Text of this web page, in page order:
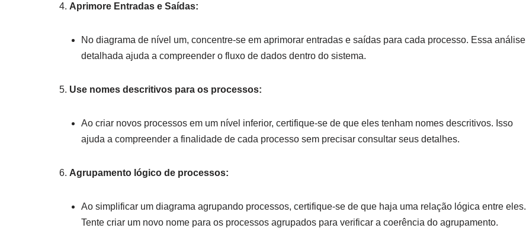
Aprimore Entradas e Saídas:
No diagrama de nível um, concentre-se em aprimorar entradas e saídas para cada processo. Essa análise
detalhada ajuda a compreender o fluxo de dados dentro do sistema.
Use nomes descritivos para os processos:
Ao criar novos processos em um nível inferior, certifique-se de que eles tenham nomes descritivos. Isso
ajuda a compreender a finalidade de cada processo sem precisar consultar seus detalhes.
Agrupamento lógico de processos:
Ao simplificar um diagrama agrupando processos, certifique-se de que haja uma relação lógica entre eles.
Tente criar um novo nome para os processos agrupados para verificar a coerência do agrupamento.